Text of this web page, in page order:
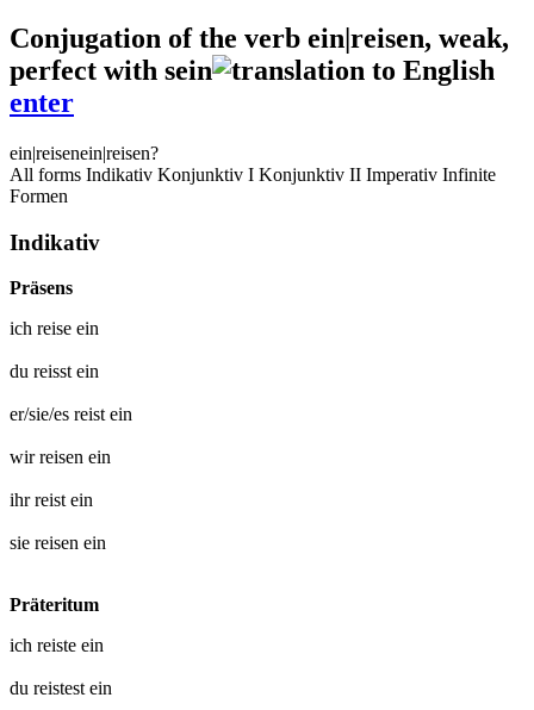
Conjugation of the verb ein|reisen, weak,
perfect with sein
enter
ein|reisenein|reisen?
All forms Indikativ Konjunktiv I Konjunktiv II Imperativ Infinite
Formen
Indikativ
Präsens
ich reise ein
du reisst ein
er/sie/es reist ein
wirreisen ein
ihrreist ein
sie reisen ein
Präteritum
ich reiste ein
du reistest ein